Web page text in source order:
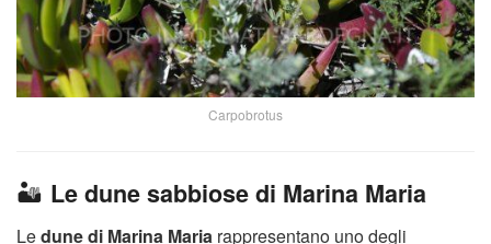
Carpobrotus
🏜️ Le dune sabbiose di Marina Maria
Ledune di Marina Maria rappresentano uno degli